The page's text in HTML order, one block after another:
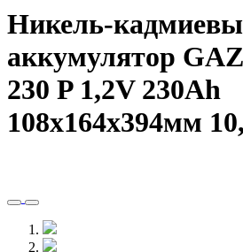
Никель-
аккумулятор
230 P 1,2V 230Ah
108x164x394мм